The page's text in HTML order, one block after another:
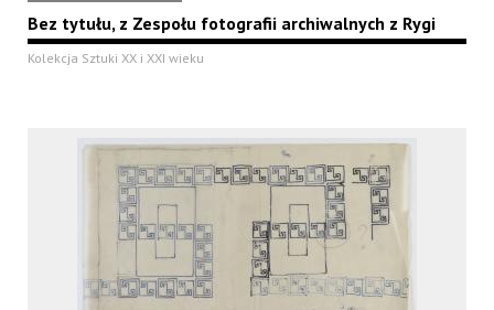
Bez tytułu, z Zespołu fotografii archiwalnych z Rygi
Kolekcja Sztuki XX i XXI wieku